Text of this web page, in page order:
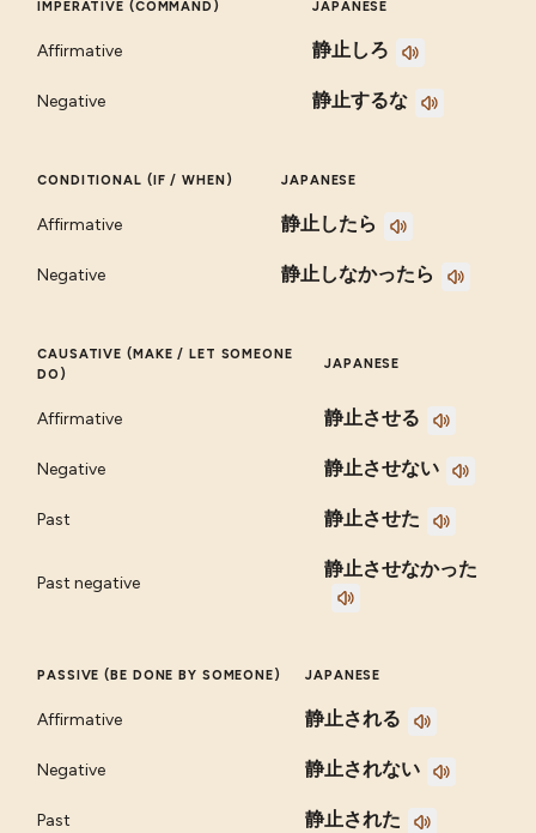
IMPERATIVE (COMMAND) JAPANESE
Affirmative 静止しろ
Negative 静止するな
CONDITIONAL (IF / WHEN) JAPANESE
Affirmative 静止したら
Negative 静止しなかったら
CAUSATIVE (MAKE / LET SOMEONE
DO)
JAPANESE
Affirmative 静止させる
Negative 静止させない
Past 静止させた
Past negative
静止させなかった
PASSIVE (BE DONE BY SOMEONE) JAPANESE
Affirmative 静止される
Negative 静止されない
Past 静止された